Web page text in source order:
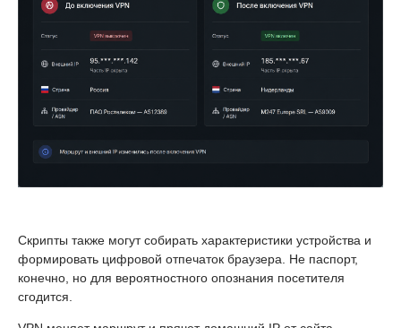
Скрипты также могут собирать характеристики устройства и
формировать цифровой отпечаток браузера. Не паспорт,
конечно, но для вероятностного опознания посетителя
сгодится.